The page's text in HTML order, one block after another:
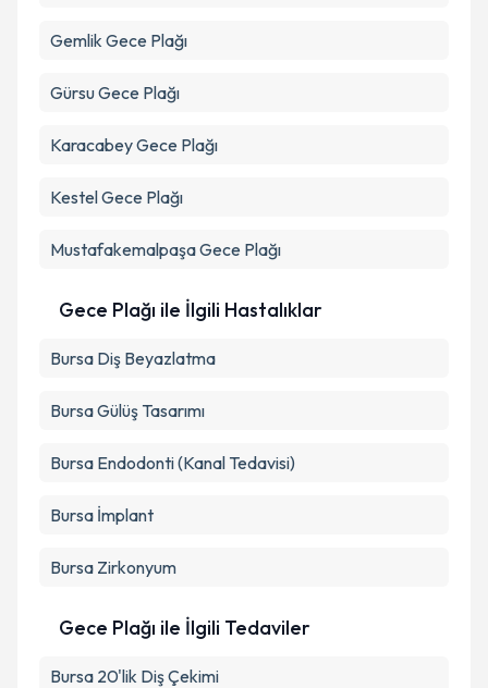
Gemlik Gece Plağı
GürsuGece Plağı
KaracabeyGece Plağı
KestelGece Plağı
MustafakemalpaşaGece Plağı
Gece Plağı ile İlgili Hastalıklar
Bursa Diş Beyazlatma
Bursa Gülüş Tasarımı
Bursa Endodonti (Kanal Tedavisi)
Bursa İmplant
Bursa Zirkonyum
Gece Plağı ile İlgili Tedaviler
Bursa 20'lik Diş Çekimi